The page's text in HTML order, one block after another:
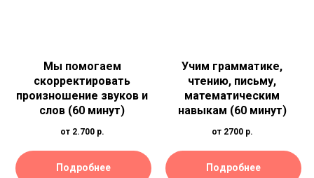
Мы помогаем
скорректировать
произношение звуков и
слов (60 минут)
от 2.700 р.
Подробнее
Учим грамматике,
чтению, письму,
математическим
навыкам (60 минут)
от 2700 р.
Подробнее